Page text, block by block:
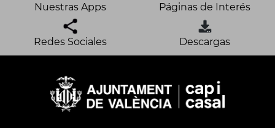
Nuestras Apps Páginas de Interés
Redes Sociales Descargas